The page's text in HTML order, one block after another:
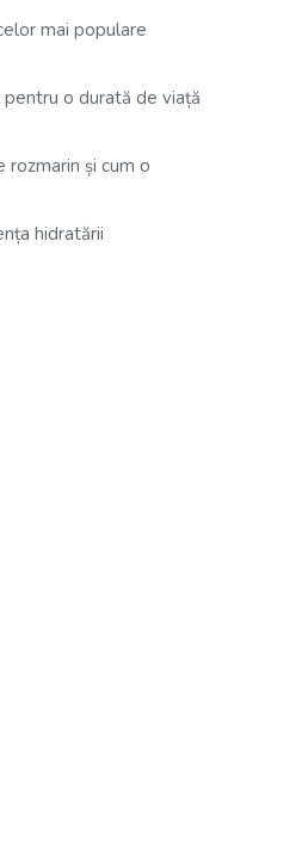
mai populare
o durată de viață
și cum o
hidratării